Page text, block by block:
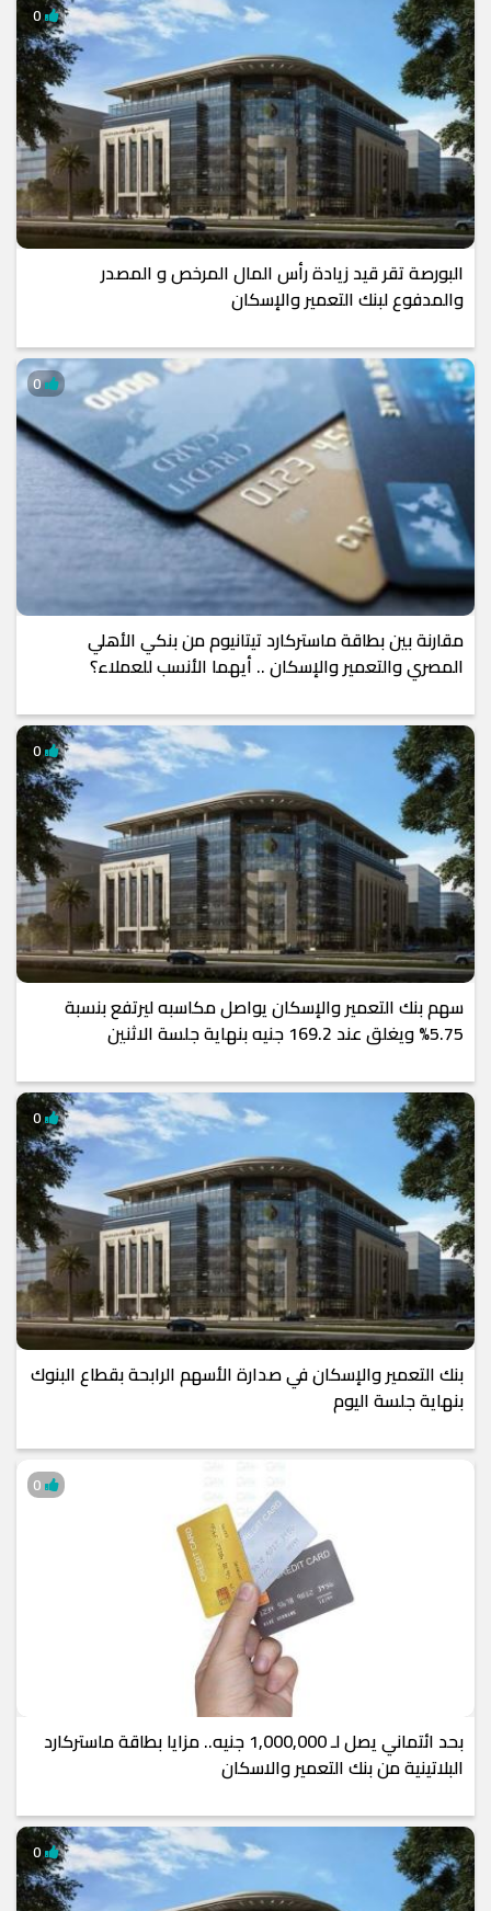
البورصة تقر قيد زيادة رأس المال المرخص و المصدر
والمدفوع لبنك التعمير والإسكان
0
مقارنة بين بطاقة ماستركارد تيتانيوم من بنكي الأهلي
المصري والتعمير والإسكان .. أيهما الأنسب للعملاء؟
0
سهم بنك التعمير والإسكان يواصل مكاسبه ليرتفع بنسبة
5.75% ويغلق عند 169.2 جنيه بنهاية جلسة الاثنين
0
بنك التعمير والإسكان في صدارة الأسهم الرابحة بقطاع البنوك
بنهاية جلسة اليوم
0
بحد ائتماني يصل لـ 1,000,000 جنيه.. مزايا بطاقة ماستركارد
البلاتينية من بنك التعمير والاسكان
0